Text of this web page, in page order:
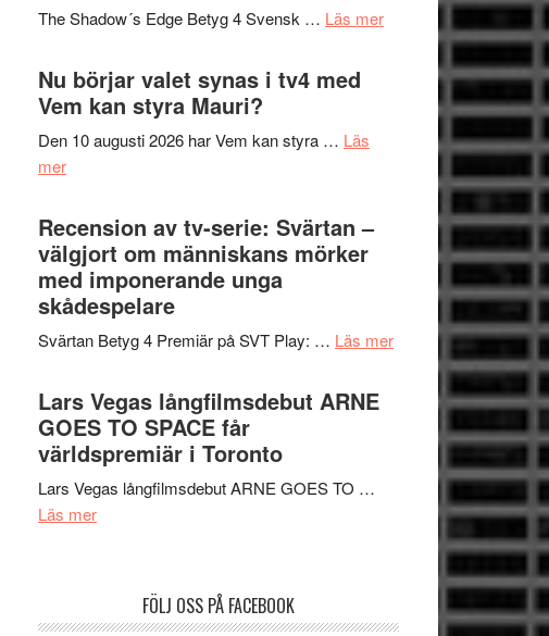
Artipelag
The Shadow´s Edge Betyg 4 Svensk … Läs merom
Filmrecension:
spännande
Chan
storform
Nu börjar valet synas i tv4 med
Vem kan styra Mauri?
Den 10 augusti 2026 har Vem kan styra … Läs
merom
valet
synas
i
tv4
med
kan
styra
Mauri?
Recension av tv-serie: Svärtan –
välgjort om människans mörker
med imponerande unga
skådespelare
Svärtan Betyg 4 Premiär på SVT Play: … Läs merom
Recension
Svärtan
välgjort
människans
med
Lars Vegas långfilmsdebut ARNE
GOES TO SPACE får
världspremiär i Toronto
Lars Vegas långfilmsdebut ARNE GOES TO …
Läs merom
långfilmsdebut
FÖLJ OSS PÅ FACEBOOK